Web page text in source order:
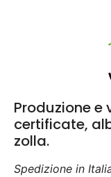
Produzione
certificate,
zolla.
Spedizione in